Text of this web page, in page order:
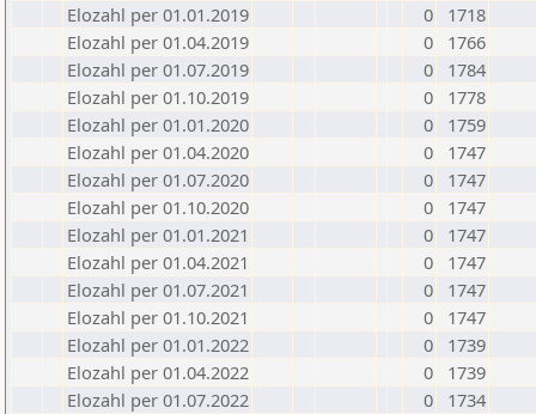
Elozahl per 01.01.2019
0
1718
Elozahl per 01.04.2019
0
1766
Elozahl per 01.07.2019
0
1784
Elozahl per 01.10.2019
0
1778
Elozahl per 01.01.2020
0
1759
Elozahl per 01.04.2020
0
1747
Elozahl per 01.07.2020
0
1747
Elozahl per 01.10.2020
0
1747
Elozahl per 01.01.2021
0
1747
Elozahl per 01.04.2021
0
1747
Elozahl per 01.07.2021
0
1747
Elozahl per 01.10.2021
0
1747
Elozahl per 01.01.2022
0
1739
Elozahl per 01.04.2022
0
1739
Elozahl per 01.07.2022
0
1734